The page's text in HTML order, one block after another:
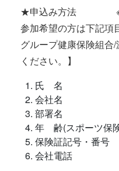
★申込み方法 ※3月
参加希望の方は下記項
グループ健康保険組
ください。】
氏 名
会社名
部署名
年 齢(スポーツ保
保険証記号・番号
会社電話